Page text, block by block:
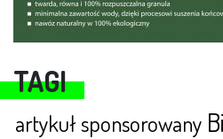
TAGI
artykuł sponsorowany